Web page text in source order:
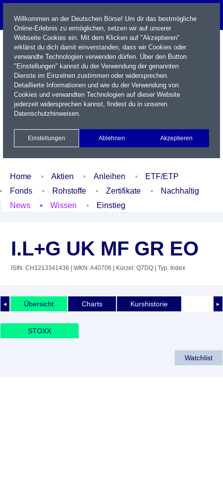
Name / WKN / ISIN / Kürzel
Xetra Realtime
Watchlist Portfolio Login
Home Aktien Anleihen
ETF/ETP
Fonds
Rohstoffe Zertifikate
Nachhaltig
News
Wissen Einstieg
I.L+G UK MF GR EO
ISIN: CH1213341436 | WKN: A40706 | Kürzel: Q7DQ | Typ: Index
◄ ►
Übersicht Charts Kurshistorie
STOXX
Watchlist
Willkommen an der Deutschen Börse! Um dir das bestmögliche
Online-Erlebnis zu ermöglichen, setzen wir auf unserer
Webseite Cookies ein. Mit dem Klicken auf "Akzeptieren"
erklärst du dich damit einverstanden, dass wir Cookies oder
verwandte Technologien verwenden dürfen. Über den Button
"Einstellungen" kannst du der Verwendung der genannten
Dienste im Einzelnen zustimmen oder widersprechen.
Detaillierte Informationen und wie du der Verwendung von
Cookies und verwandten Technologien auf dieser Website
jederzeit widersprechen kannst, findest du in unseren
Datenschutzhinweisen.
Einstellungen Ablehnen Akzeptieren